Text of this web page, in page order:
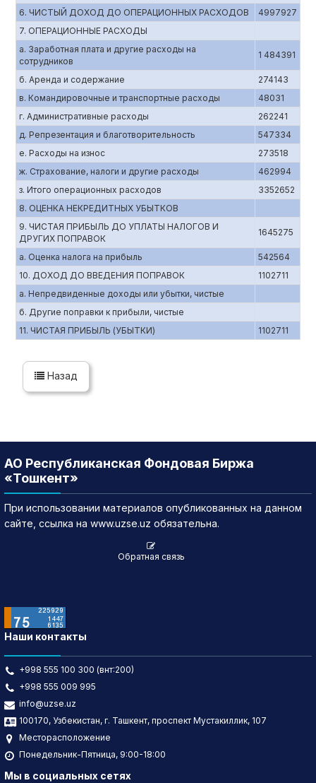
6. ЧИСТЫЙ ДОХОД ДО ОПЕРАЦИОННЫХ РАСХОДОВ
4997927
7. ОПЕРАЦИОННЫЕ РАСХОДЫ
а. Заработная плата и другие расходы на
сотрудников
1 484391
б. Аренда и содержание
274143
в. Командировочные и транспортные расходы
48031
г. Административные расходы
262241
д. Репрезентация и благотворительность
547334
е. Расходы на износ
273518
ж. Страхование, налоги и другие расходы
462994
з. Итого операционных расходов
3352652
8. ОЦЕНКА НЕКРЕДИТНЫХ УБЫТКОВ
9. ЧИСТАЯ ПРИБЫЛЬ ДО УПЛАТЫ НАЛОГОВ И
ДРУГИХ ПОПРАВОК
1645275
а. Оценка налога на прибыль
542564
10. ДОХОД ДО ВВЕДЕНИЯ ПОПРАВОК
1102711
а. Непредвиденные доходы или убытки, чистые
б. Другие поправки к прибыли, чистые
11. ЧИСТАЯ ПРИБЫЛЬ (УБЫТКИ)
1102711
Назад
АО Республиканская Фондовая Биржа
«Тошкент»
При использовании материалов опубликованных на данном
сайте, ссылка на www.uzse.uz обязательна.
Обратная связь
Наши контакты
+998 555 100 300 (внт:200)
+998 555 009 995
info@uzse.uz
100170, Узбекистан, г. Ташкент, проспект Мустакиллик, 107
Месторасположение
Понедельник-Пятница, 9:00-18:00
Мы в социальных сетях